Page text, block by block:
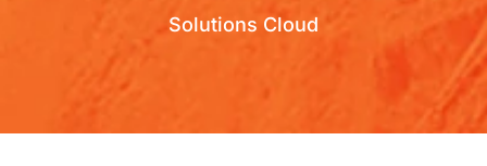
Solutions Cloud